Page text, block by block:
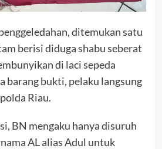
ditemukan satu
berisi diduga shabu seberat
di laci sepeda
barang bukti, pelaku langsung
Riau.
BN mengaku hanya disuruh
AL alias Adul untuk